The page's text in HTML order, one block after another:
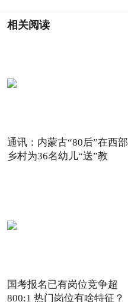
相关阅读
通讯：内蒙古“80后”在西部
乡村为36名幼儿“送”教
国考报名已有岗位竞争超
800:1 热门岗位有啥特征？